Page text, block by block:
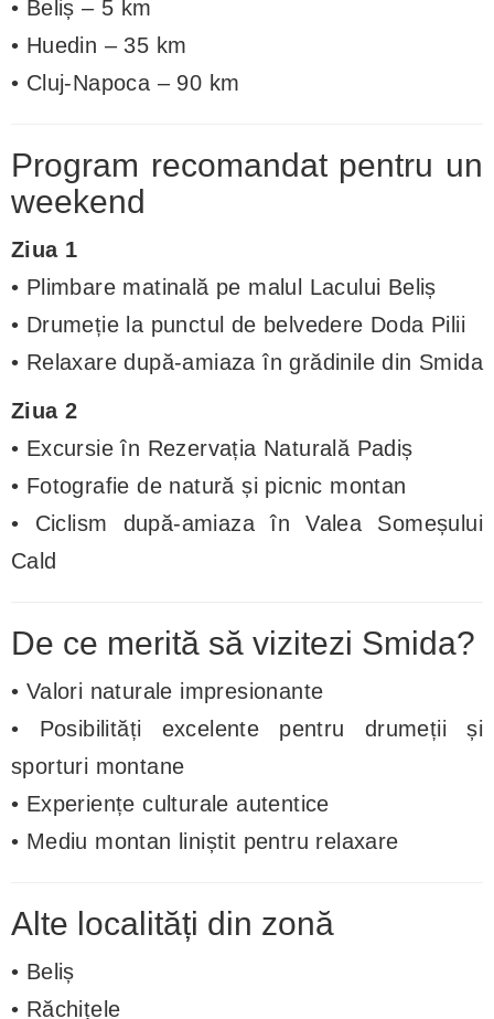
• Beliș – 5 km
• Huedin – 35 km
• Cluj-Napoca – 90 km
Program recomandat pentru un
weekend
Ziua 1
• Plimbare matinală pe malul Lacului Beliș
• Drumeție la punctul de belvedere Doda Pilii
• Relaxare după-amiaza în grădinile din Smida
Ziua 2
• Excursie în Rezervația Naturală Padiș
• Fotografie de natură și picnic montan
• Ciclism după-amiaza în Valea Someșului
Cald
De ce merită să vizitezi Smida?
• Valori naturale impresionante
• Posibilități excelente pentru drumeții și
sporturi montane
• Experiențe culturale autentice
• Mediu montan liniștit pentru relaxare
Alte localități din zonă
• Beliș
• Răchițele